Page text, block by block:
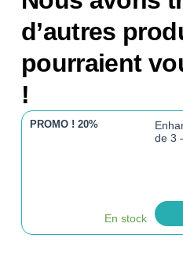
d’autres
pourraient
!
PROMO ! 20%
En stock
de 3